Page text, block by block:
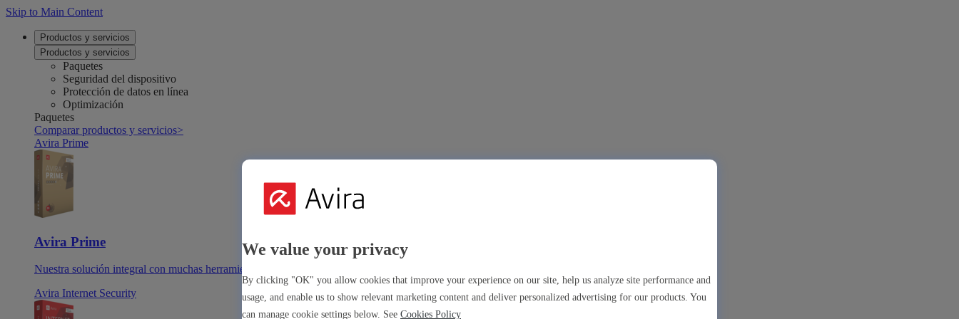
Skip to Main Content
Productos y servicios
Productos y servicios
Paquetes
Seguridad del dispositivo
Protección de datos en línea
Optimización
Paquetes
Comparar productos y servicios>
Avira Prime
Avira Prime
Nuestra solución integral con muchas herramientas y aplicaciones premium
Avira Internet Security
We value your privacy
By clicking "OK" you allow cookies that improve your experience on our site, help us analyze site performance and
usage, and enable us to show relevant marketing content and deliver personalized advertising for our products. You
can manage cookie settings below. See Cookies Policy